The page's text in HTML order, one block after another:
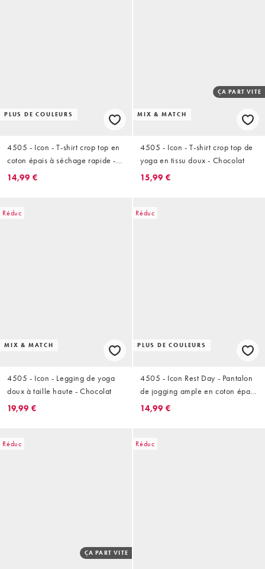
PLUS DE COULEURS
4505 - Icon - T-shirt crop top en
coton épais à séchage rapide -
Café délavé
14,99 €
MIX & MATCH
ÇA PART VITE
4505 - Icon - T-shirt crop top de
yoga en tissu doux - Chocolat
15,99 €
Réduc
MIX & MATCH
4505 - Icon - Legging de yoga
doux à taille haute - Chocolat
19,99 €
Réduc
PLUS DE COULEURS
4505 - Icon Rest Day - Pantalon
de jogging ample en coton épais
440 g/m2 - Délavage cendré
14,99 €
Réduc
ÇA PART VITE
Réduc